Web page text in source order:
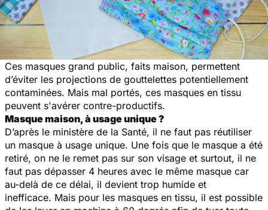
Ces masques grand public, faits maison, permettent
d’éviter les projections de gouttelettes potentiellement
contaminées. Mais mal portés, ces masques en tissu
peuvent s'avérer contre-productifs.
Masque maison, à usage unique ?
D’après le ministère de la Santé, il ne faut pas réutiliser
un masque à usage unique. Une fois que le masque a été
retiré, on ne le remet pas sur son visage et surtout, il ne
faut pas dépasser 4 heures avec le même masque car
au-delà de ce délai, il devient trop humide et
inefficace. Mais pour les masques en tissu, il est possible